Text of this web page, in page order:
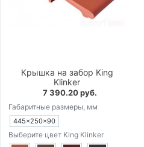
Крышка на забор King
Klinker
7 390.20 руб.
Габаритные размеры, мм
445×250×90
Выберите цвет King Klinker